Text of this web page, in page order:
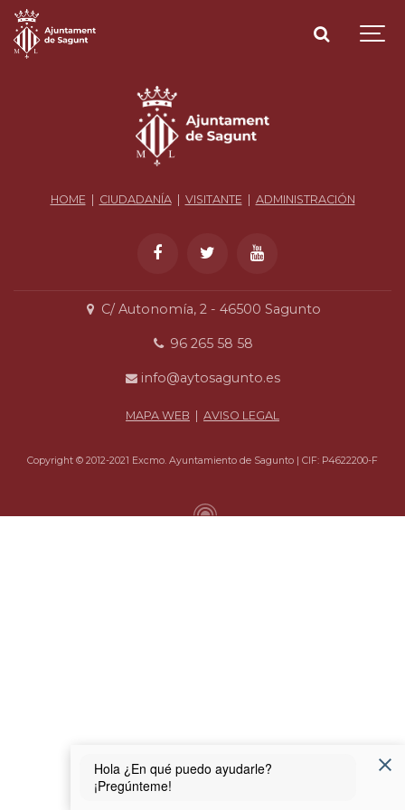
HOME CIUDADANÍA| VISITANTE ADMINISTRACIÓN
C/ Autonomía, 2 - 46500 Sagunto
96 265 58 58
info@aytosagunto.es
MAPA WEB | AVISO LEGAL
Copyright © 2012-2021 Excmo. Ayuntamiento de Sagunto | CIF: P4622200-F